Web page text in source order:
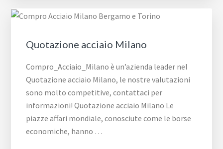
Quotazione acciaio Milano
Compro_Acciaio_Milano è un’azienda leader nel
Quotazione acciaio Milano, le nostre valutazioni
sono molto competitive, contattaci per
informazioni! Quotazione acciaio Milano Le
piazze affari mondiale, conosciute come le borse
economiche, hanno …